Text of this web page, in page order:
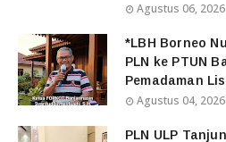
Agustus 06, 2026
*LBH Borneo
PLN ke PTUN
Pemadaman
Agustus 04, 2026
PLN ULP